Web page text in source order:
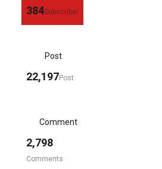
384Subscriber
Post
22,197Post
Comment
2,798
Comments